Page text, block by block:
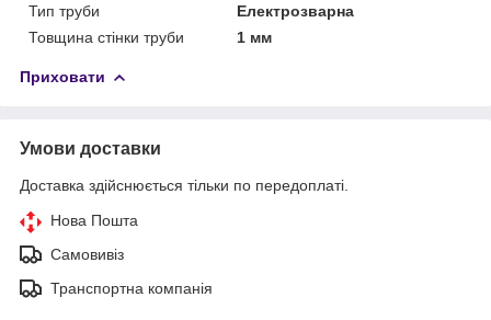
Тип труби
Електрозварна
Товщина стінки труби
1 мм
Приховати
Умови доставки
Доставка здійснюється тільки по передоплаті.
Нова Пошта
Самовивіз
Транспортна компанія